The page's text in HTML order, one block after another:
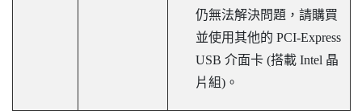
仍無法解決問題，請購買
並使用其他的 PCI-Express
USB 介面卡 (搭載 Intel 晶
片組)。